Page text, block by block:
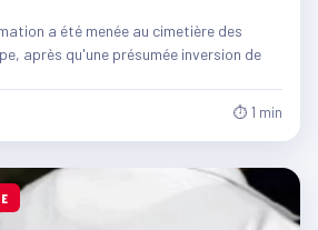
a été menée au cimetière des
après qu'une présumée inversion de
⏱ 1 min